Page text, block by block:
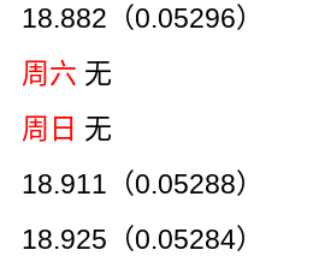
18.882（0.05296）
周六 无
周日 无
18.911（0.05288）
18.925（0.05284）